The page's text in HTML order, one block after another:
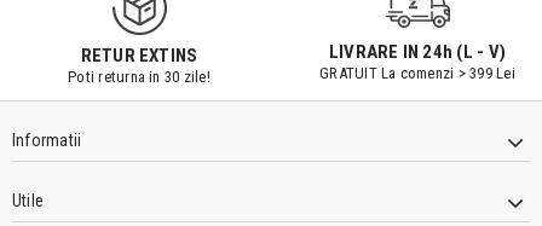
RETUR EXTINS
Poti returna in 30 zile!
LIVRARE IN 24h (L - V)
GRATUIT La comenzi > 399 Lei
Informatii
Utile